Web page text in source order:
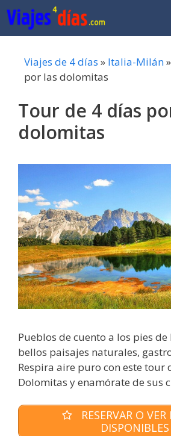
Saltar
al
contenido
Viajes de 4 días » Italia-Milán»
por las dolomitas
Tour de 4 días
dolomitas
Pueblos de cuento a los pies
bellos paisajes naturales,
Respira aire puro con este tour
Dolomitas y enamórate de sus
RESERVAR O VER
DISPONIBLES